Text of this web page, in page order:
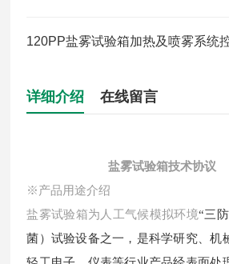
120PP盐雾试验箱加热及喷雾系统
详细介绍 在线留言
盐雾试验箱技术协议
※产品用途介绍
盐雾试验箱为人工气候模拟环境“三
菌）试验设备之一，是科学研究、机